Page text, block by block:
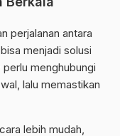
perjalanan antara
menjadi solusi
menghubungi
lalu memastikan
lebih mudah,